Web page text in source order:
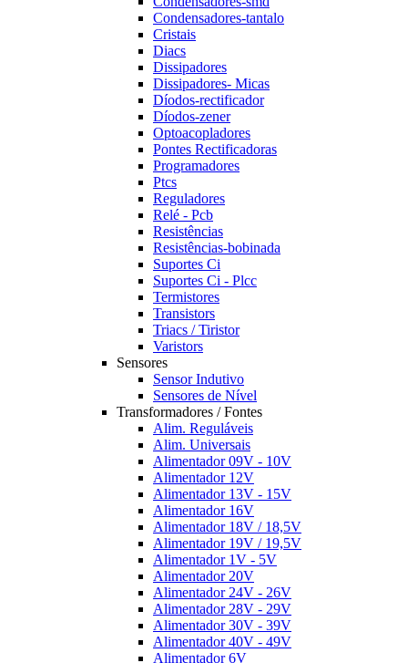
Condensadores-tantalo
Cristais
Diacs
Dissipadores
Dissipadores- Micas
Díodos-rectificador
Díodos-zener
Optoacopladores
Pontes Rectificadoras
Programadores
Ptcs
Reguladores
Relé - Pcb
Resistências
Resistências-bobinada
Suportes Ci
Suportes Ci - Plcc
Termistores
Transistors
Triacs / Tiristor
Varistors
Sensores
Sensor Indutivo
Sensores de Nível
Transformadores / Fontes
Alim. Reguláveis
Alim. Universais
Alimentador 09V - 10V
Alimentador 12V
Alimentador 13V - 15V
Alimentador 16V
Alimentador 18V / 18,5V
Alimentador 19V / 19,5V
Alimentador 1V - 5V
Alimentador 20V
Alimentador 24V - 26V
Alimentador 28V - 29V
Alimentador 30V - 39V
Alimentador 40V - 49V
Alimentador 6V